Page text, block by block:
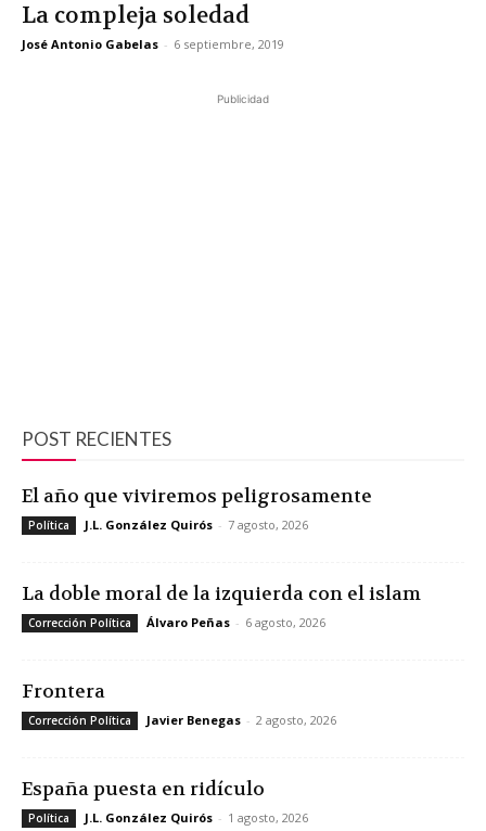
La compleja soledad
José Antonio Gabelas - 6 septiembre, 2019
Publicidad
POST RECIENTES
El año que viviremos peligrosamente
Política J.L. González Quirós - 7 agosto, 2026
La doble moral de la izquierda con el islam
Corrección Política Álvaro Peñas - 6 agosto, 2026
Frontera
Corrección Política Javier Benegas - 2 agosto, 2026
España puesta en ridículo
Política J.L. González Quirós - 1 agosto, 2026